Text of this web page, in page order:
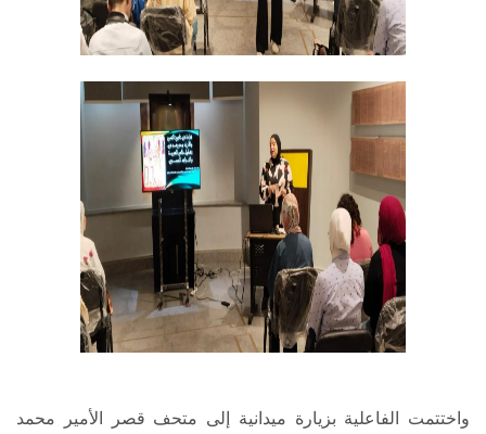
واختتمت الفاعلية بزيارة ميدانية إلى متحف قصر الأمير محمد